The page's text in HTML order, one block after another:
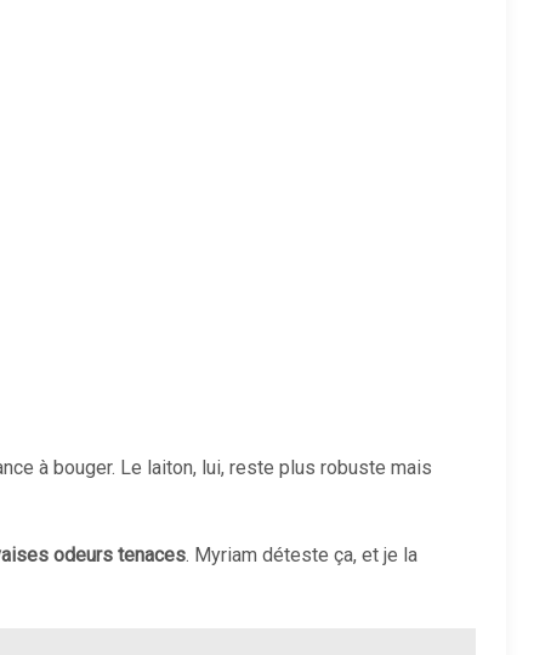
à bouger. Le laiton, lui, reste plus robuste mais
odeurs tenaces. Myriam déteste ça, et je la